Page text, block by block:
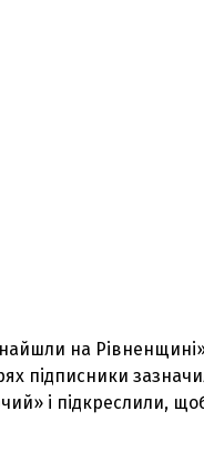
на
підписники
і підкреслили,